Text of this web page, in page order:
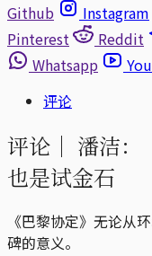
Github
Instagram
Pinterest
Reddit
Whatsapp
评论
评论｜ 潘洁：
也是试金石
《巴黎协定》无论从
碑的意义。